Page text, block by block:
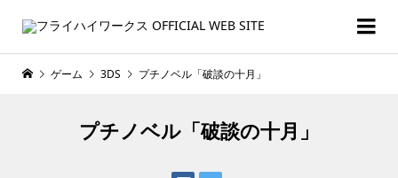
ゲーム 3DS プチノベル「破談の十月」
プチノベル「破談の十月」